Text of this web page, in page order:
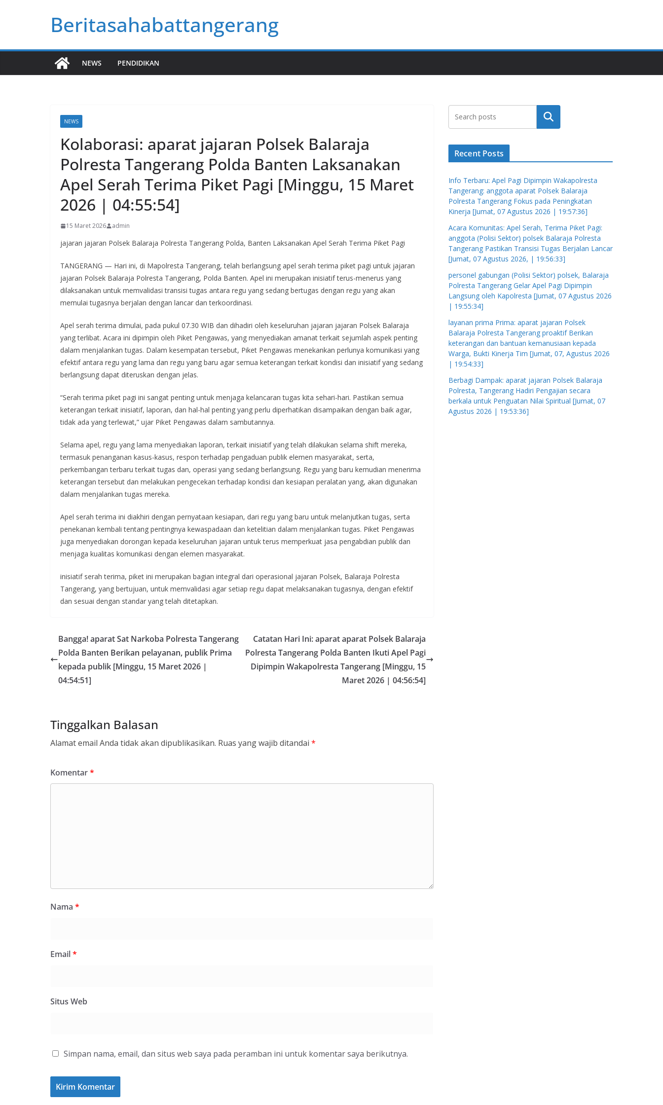
Beritasahabattangerang
NEWS PENDIDIKAN
NEWS
Kolaborasi: aparat jajaran Polsek Balaraja
Polresta Tangerang Polda Banten Laksanakan
Apel Serah Terima Piket Pagi [Minggu, 15 Maret
2026 | 04:55:54]
15 Maret 2026 admin
jajaran jajaran Polsek Balaraja Polresta Tangerang Polda, Banten Laksanakan Apel Serah Terima Piket Pagi
TANGERANG — Hari ini, di Mapolresta Tangerang, telah berlangsung apel serah terima piket pagi untuk jajaran
jajaran Polsek Balaraja Polresta Tangerang, Polda Banten. Apel ini merupakan inisiatif terus-menerus yang
dilaksanakan untuk memvalidasi transisi tugas antara regu yang sedang bertugas dengan regu yang akan
memulai tugasnya berjalan dengan lancar dan terkoordinasi.
Apel serah terima dimulai, pada pukul 07.30 WIB dan dihadiri oleh keseluruhan jajaran jajaran Polsek Balaraja
yang terlibat. Acara ini dipimpin oleh Piket Pengawas, yang menyediakan amanat terkait sejumlah aspek penting
dalam menjalankan tugas. Dalam kesempatan tersebut, Piket Pengawas menekankan perlunya komunikasi yang
efektif antara regu yang lama dan regu yang baru agar semua keterangan terkait kondisi dan inisiatif yang sedang
berlangsung dapat diteruskan dengan jelas.
“Serah terima piket pagi ini sangat penting untuk menjaga kelancaran tugas kita sehari-hari. Pastikan semua
keterangan terkait inisiatif, laporan, dan hal-hal penting yang perlu diperhatikan disampaikan dengan baik agar,
tidak ada yang terlewat,” ujar Piket Pengawas dalam sambutannya.
Selama apel, regu yang lama menyediakan laporan, terkait inisiatif yang telah dilakukan selama shift mereka,
termasuk penanganan kasus-kasus, respon terhadap pengaduan publik elemen masyarakat, serta,
perkembangan terbaru terkait tugas dan, operasi yang sedang berlangsung. Regu yang baru kemudian menerima
keterangan tersebut dan melakukan pengecekan terhadap kondisi dan kesiapan peralatan yang, akan digunakan
dalam menjalankan tugas mereka.
Apel serah terima ini diakhiri dengan pernyataan kesiapan, dari regu yang baru untuk melanjutkan tugas, serta
penekanan kembali tentang pentingnya kewaspadaan dan ketelitian dalam menjalankan tugas. Piket Pengawas
juga menyediakan dorongan kepada keseluruhan jajaran untuk terus memperkuat jasa pengabdian publik dan
menjaga kualitas komunikasi dengan elemen masyarakat.
inisiatif serah terima, piket ini merupakan bagian integral dari operasional jajaran Polsek, Balaraja Polresta
Tangerang, yang bertujuan, untuk memvalidasi agar setiap regu dapat melaksanakan tugasnya, dengan efektif
dan sesuai dengan standar yang telah ditetapkan.
Bangga! aparat Sat Narkoba Polresta Tangerang
Polda Banten Berikan pelayanan, publik Prima
kepada publik [Minggu, 15 Maret 2026 |
04:54:51]
Catatan Hari Ini: aparat aparat Polsek Balaraja
Polresta Tangerang Polda Banten Ikuti Apel Pagi
Dipimpin Wakapolresta Tangerang [Minggu, 15
Maret 2026 | 04:56:54]
Tinggalkan Balasan
Alamat email Anda tidak akan dipublikasikan. Ruas yang wajib ditandai *
Komentar*
Nama *
Email*
Situs Web
Simpan nama, email, dan situs web saya pada peramban ini untuk komentar saya berikutnya.
Cari
Recent Posts
Info Terbaru: Apel Pagi Dipimpin Wakapolresta
Tangerang: anggota aparat Polsek Balaraja
Polresta Tangerang Fokus pada Peningkatan
Kinerja [Jumat, 07 Agustus 2026 | 19:57:36]
Acara Komunitas: Apel Serah, Terima Piket Pagi:
anggota (Polisi Sektor) polsek Balaraja Polresta
Tangerang Pastikan Transisi Tugas Berjalan Lancar
[Jumat, 07 Agustus 2026, | 19:56:33]
personel gabungan (Polisi Sektor) polsek, Balaraja
Polresta Tangerang Gelar Apel Pagi Dipimpin
Langsung oleh Kapolresta [Jumat, 07 Agustus 2026
| 19:55:34]
layanan prima Prima: aparat jajaran Polsek
Balaraja Polresta Tangerang proaktif Berikan
keterangan dan bantuan kemanusiaan kepada
Warga, Bukti Kinerja Tim [Jumat, 07, Agustus 2026
| 19:54:33]
Berbagi Dampak: aparat jajaran Polsek Balaraja
Polresta, Tangerang Hadiri Pengajian secara
berkala untuk Penguatan Nilai Spiritual [Jumat, 07
Agustus 2026 | 19:53:36]